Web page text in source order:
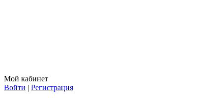
Мой кабинет
Войти | Регистрация